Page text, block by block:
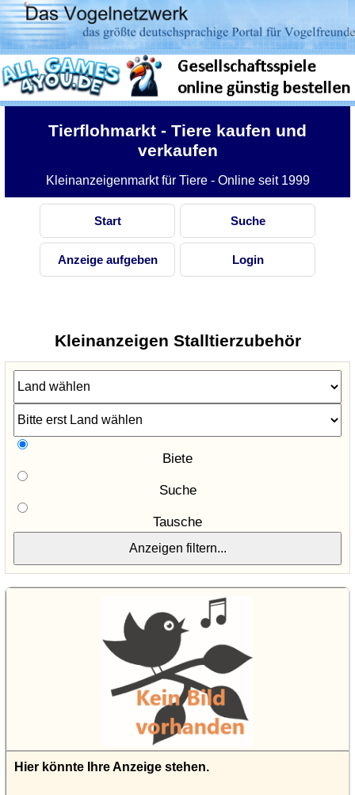
Tierflohmarkt - Tiere kaufen und
verkaufen
Kleinanzeigenmarkt für Tiere - Online seit 1999
Start Suche
Anzeige aufgeben Login
Kleinanzeigen Stalltierzubehör
Biete
Suche
Tausche
Hier könnte Ihre Anzeige stehen.